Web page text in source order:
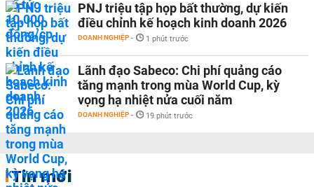
PNJ triệu tập họp bất thường, dự kiến
điều chỉnh kế hoạch kinh doanh 2026
DOANH NGHIỆP - 1 phút trước
Lãnh đạo Sabeco: Chi phí quảng cáo
tăng mạnh trong mùa World Cup, kỳ
vọng hạ nhiệt nửa cuối năm
DOANH NGHIỆP - 19 phút trước
Tin mới